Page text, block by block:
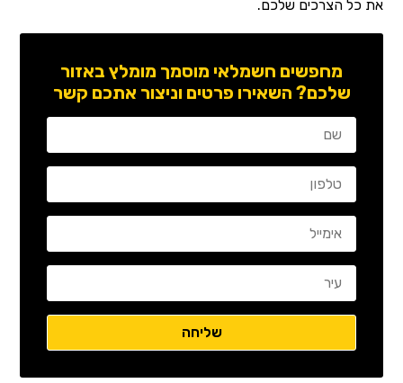
את כל הצרכים שלכם.
מחפשים חשמלאי מוסמך מומלץ באזור
שלכם? השאירו פרטים וניצור אתכם קשר